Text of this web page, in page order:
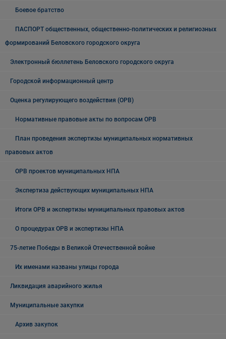
Боевое братство
ПАСПОРТ общественных, общественно-политических и религиозных
формирований Беловского городского округа
Электронный бюллетень Беловского городского округа
Городской информационный центр
Оценка регулирующего воздействия (ОРВ)
Нормативные правовые акты по вопросам ОРВ
План проведения экспертизы муниципальных нормативных
правовых актов
ОРВ проектов муниципальных НПА
Экспертиза действующих муниципальных НПА
Итоги ОРВ и экспертизы муниципальных правовых актов
О процедурах ОРВ и экспертизы НПА
75-летие Победы в Великой Отечественной войне
Их именами названы улицы города
Ликвидация аварийного жилья
Муниципальные закупки
Архив закупок